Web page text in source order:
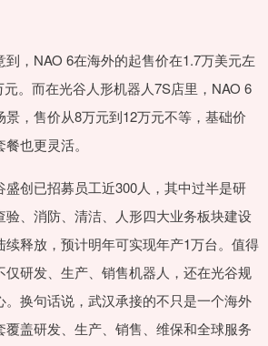
，NAO 6在海外的起售价在1.7万美元左
。而在光谷人形机器人7S店里，NAO 6
，售价从8万元到12万元不等，基础价
也更灵活。
盛创已招募员工近300人，其中过半是研
验、消防、清洁、人形四大业务板块建设
续释放，预计明年可实现年产1万台。值得
仅研发、生产、销售机器人，还在光谷规
。换句话说，武汉承接的不只是一个海外
盖研发、生产、销售、维保和全球服务